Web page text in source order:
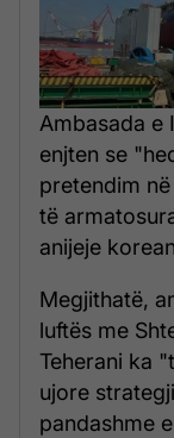
Ambasada e
enjten se
pretendim
të
anijeje
Megjithatë,
luftës me
Teherani ka
ujore
pandashme